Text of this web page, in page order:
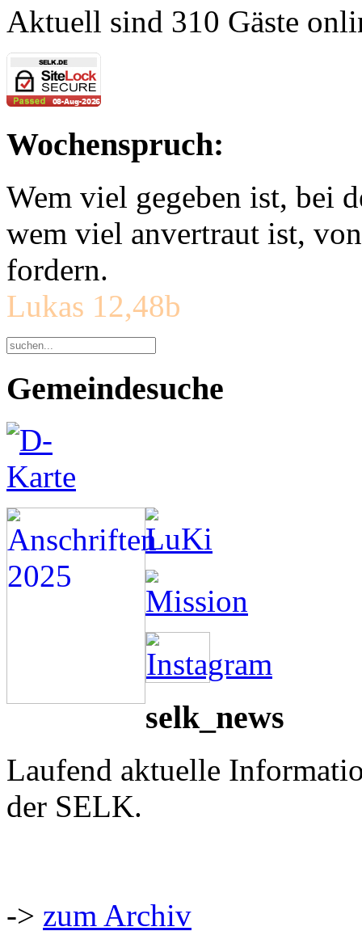
Aktuell sind 310 Gäste
Wochenspruch:
Wem viel gegeben ist, bei
wem viel anvertraut ist,
fordern.
Lukas 12,48b
Gemeindesuche
selk_news
Laufend aktuelle
der SELK.
-> zum Archiv